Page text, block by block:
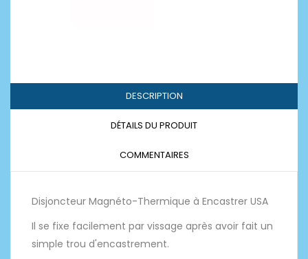
DESCRIPTION
DÉTAILS DU PRODUIT
COMMENTAIRES
Disjoncteur Magnéto-Thermique à Encastrer USA
Il se fixe facilement par vissage après avoir fait un
simple trou d'encastrement.